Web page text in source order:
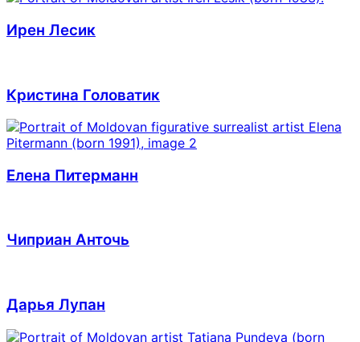
Ирен Лесик
Кристина Головатик
Елена Питерманн
Чиприан Анточь
Дарья Лупан